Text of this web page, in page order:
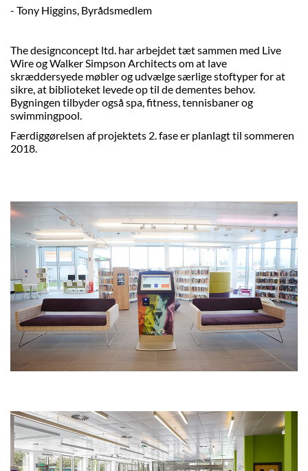
- Tony Higgins, Byrådsmedlem
The designconcept ltd. har arbejdet tæt sammen med Live
Wire og Walker Simpson Architects om at lave
skræddersyede møbler og udvælge særlige stoftyper for at
sikre, at biblioteket levede op til de dementes behov.
Bygningen tilbyder også spa, fitness, tennisbaner og
swimmingpool.
Færdiggørelsen af projektets 2. fase er planlagt til sommeren
2018.